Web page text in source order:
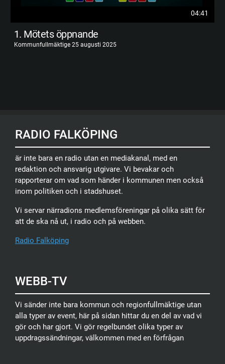
04:41
1. Mötets öppnande
Kommunfullmäktige 25 augusti 2025
RADIO FALKÖPING
är inte bara en radio utan en mediakanal, med en
redaktion och ansvarig utgivare. Vi bevakar och
rapporterar om vad som händer i kommunen men också
inom politiken och i stadshuset.
Vi servar närradions medlemsföreningar på olika sätt för
att de ska nå ut, i radio och på webben.
Radio Falköping
WEBB-TV
Vi sänder inte bara kommun och regionfullmäktige utan
alla typer av event, här på sidan hittar du en del av vad vi
gör och har gjort. Vi gör regelbundet olika typer av
uppdragssändningar, välkommen med en förfrågan